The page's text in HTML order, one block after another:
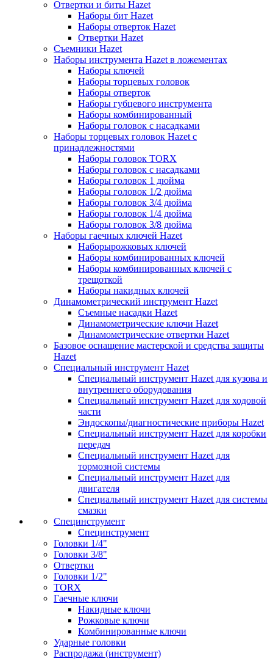
Отвертки и биты Hazet
Наборы бит Hazet
Наборы отверток Hazet
Отвертки Hazet
Съемники Hazet
Наборы инструмента Hazet в ложементах
Наборы ключей
Наборы торцевых головок
Наборы отверток
Наборы губцевого инструмента
Наборы комбинированный
Наборы головок с насадками
Наборы торцевых головок Hazet с
принадлежностями
Наборы головок TORX
Наборы головок с насадками
Наборы головок 1 дюйма
Наборы головок 1/2 дюйма
Наборы головок 3/4 дюйма
Наборы головок 1/4 дюйма
Наборы головок 3/8 дюйма
Наборы гаечных ключей Hazet
Наборырожковых ключей
Наборы комбинированных ключей
Наборы комбинированных ключей с
трещоткой
Наборы накидных ключей
Динамометрический инструмент Hazet
Съемные насадки Hazet
Динамометрические ключи Hazet
Динамометрические отвертки Hazet
Базовое оснащение мастерской и средства защиты
Hazet
Специальный инструмент Hazet
Специальный инструмент Hazet для кузова и
внутреннего оборудования
Специальный инструмент Hazet для ходовой
части
Эндоскопы/диагностические приборы Hazet
Специальный инструмент Hazet для коробки
передач
Специальный инструмент Hazet для
тормозной системы
Специальный инструмент Hazet для
двигателя
Специальный инструмент Hazet для системы
смазки
Специнструмент
Специнструмент
Головки 1/4"
Головки 3/8"
Отвертки
Головки 1/2"
TORX
Гаечные ключи
Накидные ключи
Рожковые ключи
Комбинированные ключи
Ударные головки
Распродажа (инструмент)